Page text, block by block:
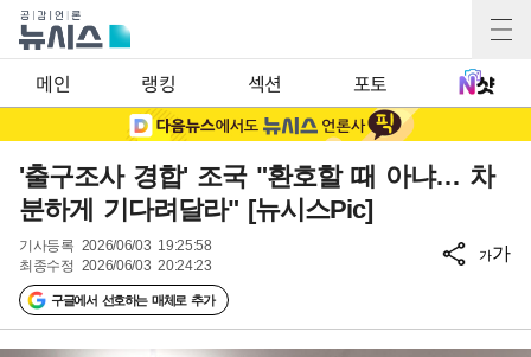
메인 랭킹 섹션 포토
'출구조사 경합' 조국 "환호할 때 아냐… 차
분하게 기다려달라" [뉴시스Pic]
기사등록 2026/06/03 19:25:58
최종수정 2026/06/03 20:24:23
구글에서 선호하는 매체로 추가
가가